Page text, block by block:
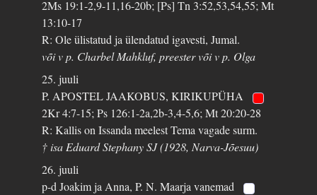
2Ms 19:1-2,9-11,16-20b; [Ps] Tn 3:52,53,54,55; Mt
13:10-17
R: Ole ülistatud ja ülendatud igavesti, Jumal.
või v p. Charbel Mahkluf, preester või v p. Olga
25. juuli
P. APOSTEL JAAKOBUS, KIRIKUPÜHA
2Kr 4:7-15; Ps 126:1-2a,2b-3,4-5,6; Mt 20:20-28
R: Kallis on Issanda meelest Tema vagade surm.
† isa Eduard Stephany SJ (1928, Narva-Jõesuu)
26. juuli
p-d Joakim ja Anna, P. N. Maarja vanemad